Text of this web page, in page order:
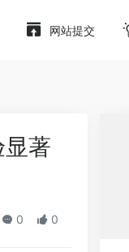
网站提交
著
0 0